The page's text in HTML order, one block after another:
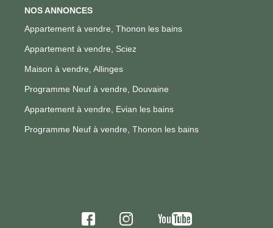
NOS ANNONCES
Appartement à vendre, Thonon les bains
Appartement à vendre, Sciez
Maison à vendre, Allinges
Programme Neuf à vendre, Douvaine
Appartement à vendre, Evian les bains
Programme Neuf à vendre, Thonon les bains